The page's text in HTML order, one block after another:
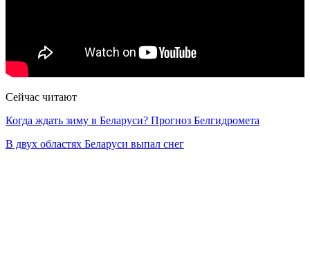
Сейчас читают
Когда ждать зиму в Беларуси? Прогноз Белгидромета
В двух областях Беларуси выпал снег